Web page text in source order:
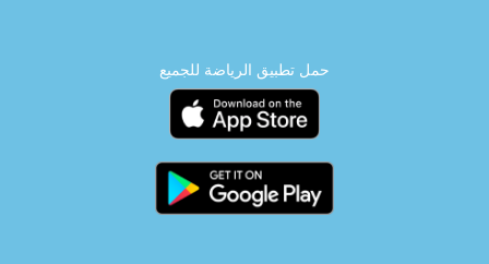
حمل تطبيق الرياضة للجميع